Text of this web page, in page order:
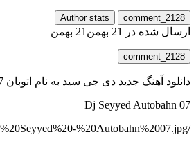
comment_2128
Author stats
ارسال شده در 21 بهمن 21 بهمن
comment_2128
دانلود آهنگ جدید دی جی سید به نام اتوبان 07
Dj Seyyed Autobahn 07
/Image/Post/2.2026/Dj%20Seyyed%20-%20Autobahn%2007.jpg